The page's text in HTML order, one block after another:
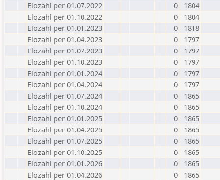
Elozahl per 01.07.2022
0
1804
Elozahl per 01.10.2022
0
1804
Elozahl per 01.01.2023
0
1818
Elozahl per 01.04.2023
0
1797
Elozahl per 01.07.2023
0
1797
Elozahl per 01.10.2023
0
1797
Elozahl per 01.01.2024
0
1797
Elozahl per 01.04.2024
0
1797
Elozahl per 01.07.2024
0
1865
Elozahl per 01.10.2024
0
1865
Elozahl per 01.01.2025
0
1865
Elozahl per 01.04.2025
0
1865
Elozahl per 01.07.2025
0
1865
Elozahl per 01.10.2025
0
1865
Elozahl per 01.01.2026
0
1865
Elozahl per 01.04.2026
0
1865